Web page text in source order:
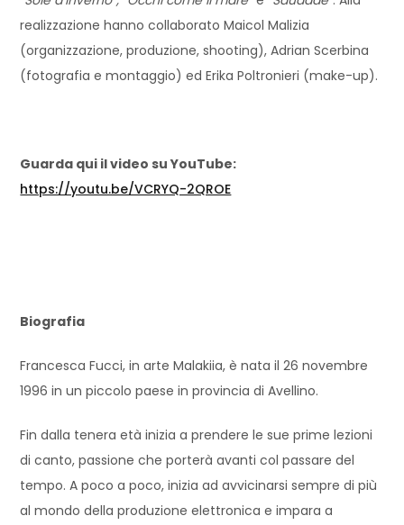
realizzazione hanno collaborato Maicol Malizia
(organizzazione, produzione, shooting), Adrian Scerbina
(fotografia e montaggio) ed Erika Poltronieri (make-up).
Guarda qui il video su YouTube:
https://youtu.be/VCRYQ-2QROE
Biografia
Francesca Fucci, in arte Malakiia, è nata il 26 novembre
1996 in un piccolo paese in provincia di Avellino.
Fin dalla tenera età inizia a prendere le sue prime lezioni
di canto, passione che porterà avanti col passare del
tempo. A poco a poco, inizia ad avvicinarsi sempre di più
al mondo della produzione elettronica e impara a